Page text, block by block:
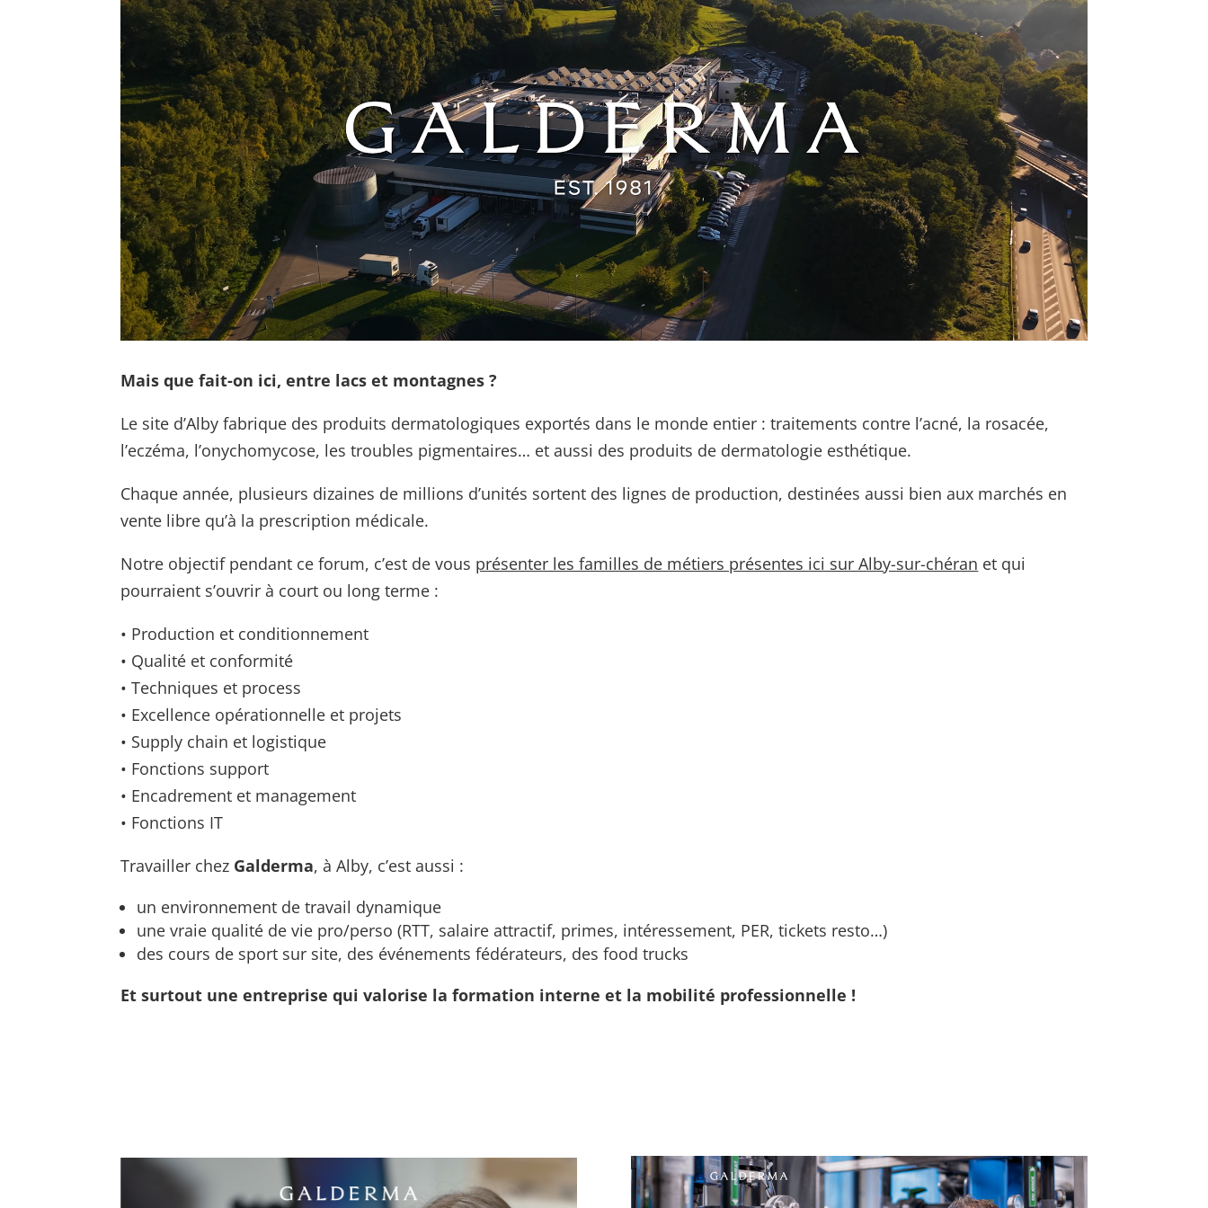
Mais que fait-on ici, entre lacs et montagnes ?
Le site d’Alby fabrique des produits dermatologiques exportés dans le monde entier : traitements contre l’acné, la rosacée,
l’eczéma, l’onychomycose, les troubles pigmentaires… et aussi des produits de dermatologie esthétique.
Chaque année, plusieurs dizaines de millions d’unités sortent des lignes de production, destinées aussi bien aux marchés en
vente libre qu’à la prescription médicale.
Notre objectif pendant ce forum, c’est de vous présenter les familles de métiers présentes ici sur Alby-sur-chéran et qui
pourraient s’ouvrir à court ou long terme :
• Production et conditionnement
• Qualité et conformité
• Techniques et process
• Excellence opérationnelle et projets
• Supply chain et logistique
• Fonctions support
• Encadrement et management
• Fonctions IT
Travailler chez Galderma, à Alby, c’est aussi :
un environnement de travail dynamique
une vraie qualité de vie pro/perso (RTT, salaire attractif, primes, intéressement, PER, tickets resto…)
des cours de sport sur site, des événements fédérateurs, des food trucks
Et surtout une entreprise qui valorise la formation interne et la mobilité professionnelle !